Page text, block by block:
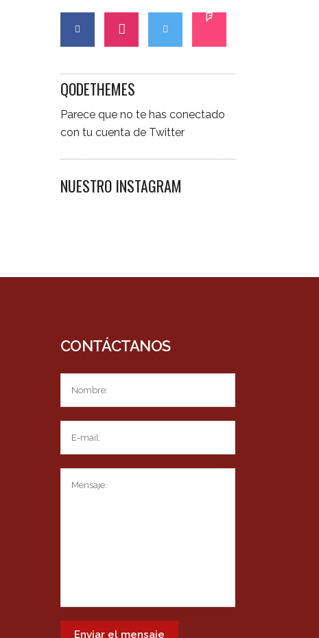
QODETHEMES
Parece que no te has conectado
con tu cuenta de Twitter
NUESTRO INSTAGRAM
CONTÁCTANOS